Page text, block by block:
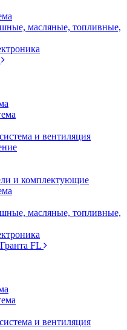
масляные, топливные,
и вентиляция
и комплектующие
масляные, топливные,
FL
и вентиляция